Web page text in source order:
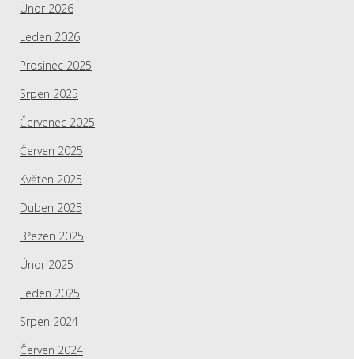
Únor 2026
Leden 2026
Prosinec 2025
Srpen 2025
Červenec 2025
Červen 2025
Květen 2025
Duben 2025
Březen 2025
Únor 2025
Leden 2025
Srpen 2024
Červen 2024